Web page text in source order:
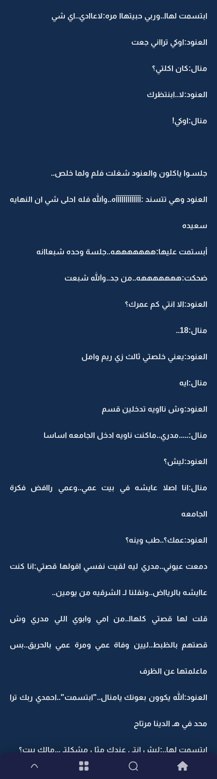
ابتسمت لهاا..وربي حبيتهاا مره:لاعاادي..اي شي
العنود:اوكي ترااني جعت
منال:كان اكلتي؟
العنود:لا..ابنتظرك
منال:اوكي!
جلسـوا ياكلون والعنود شغلت فلم ولما خلص..
العنود وهي تتسند :آآآآآآآآآآآآآه..والله فله احلى شي ان النهايه
سعيده
أبستمت عليها:هههههههه..جلسة وحده شبعاانه
ضحكت:هههههههه..من جد..والله شبعت
العنود:الا انتي كم عمرك؟
منال:18..
العنود:يعني خلصتي ثالث زي ريم وامل
منال:ايه
العنود:وش نااويه تدخلين قسم
منال:.....مدري..ماكنت ناويه ادخل الجامعه اساسا
العنود:ليش؟
منال:انا اصلا عايشه في بيت عمي..وعمي راافض فكرة
الجامعه
العنود:عمك؟..طب وينه؟
دمعت عيوني..مدري ليه لقيت نفسي اقولها قصتي:انا كنت
عاايشه بالريااض..ونقلنا لـ الشرقيه من يومين..
قلت لها قصتي كلهاا..من امي وابوي اللي مدري وش
قصتهم بالظبط..ليين وفاة عمي ومرة عمي بالحريق..بس
ماعلمتها عن الظرف
العنود:الله يكوون بعونك يامنال.."ابتسمت"..احمدي ربك ترا
محد في هـ الدينا مرتاح
ابتسمت لها..:ليش انتي عندك مثل مشكلتي..مالك بيت؟